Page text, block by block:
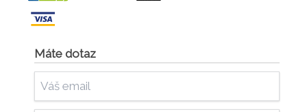
Máte dotaz